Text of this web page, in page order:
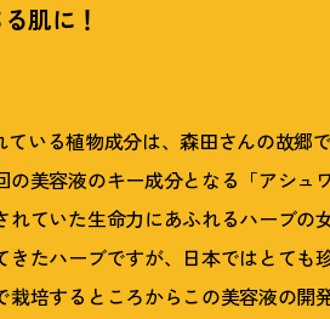
肌に ！
ている植物成分は、森田さんの故郷
の美容液のキー成分となる「アシュ
れていた生命力にあふれるハーブの
きたハーブですが、日本ではとても
栽培するところからこの美容液の開